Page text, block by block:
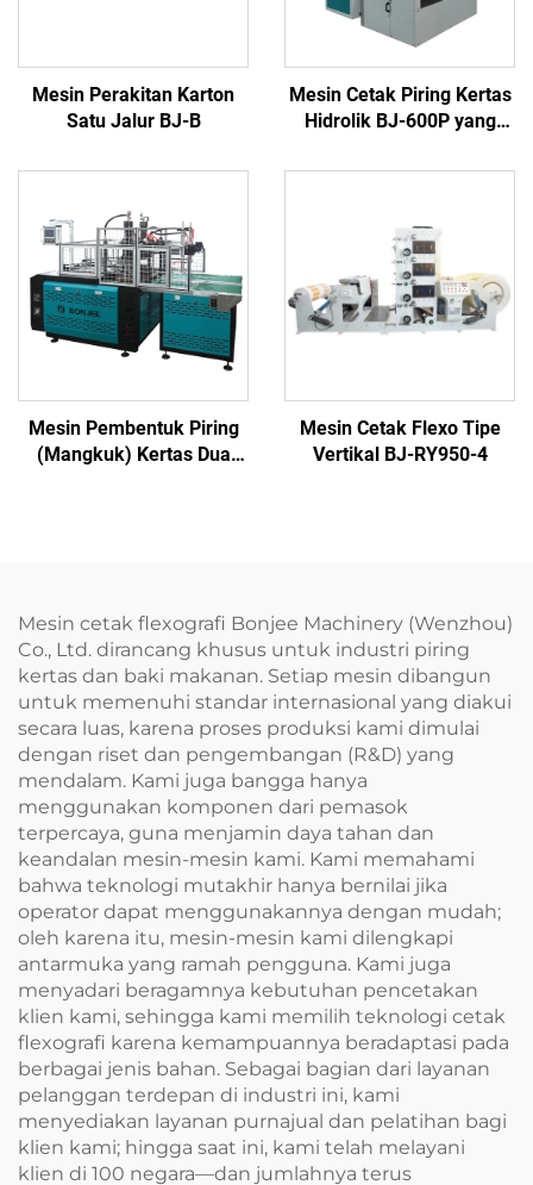
Mesin Perakitan Karton
Satu Jalur BJ-B
Mesin Cetak Piring Kertas
Hidrolik BJ-600P yang
Mesin Pembentuk Piring
(Mangkuk) Kertas Dua
Mesin Cetak Flexo Tipe
Vertikal BJ-RY950-4
Mesin cetak flexografi Bonjee Machinery (Wenzhou)
Co., Ltd. dirancang khusus untuk industri piring
kertas dan baki makanan. Setiap mesin dibangun
untuk memenuhi standar internasional yang diakui
secara luas, karena proses produksi kami dimulai
dengan riset dan pengembangan (R&D) yang
mendalam. Kami juga bangga hanya
menggunakan komponen dari pemasok
terpercaya, guna menjamin daya tahan dan
keandalan mesin-mesin kami. Kami memahami
bahwa teknologi mutakhir hanya bernilai jika
operator dapat menggunakannya dengan mudah;
oleh karena itu, mesin-mesin kami dilengkapi
antarmuka yang ramah pengguna. Kami juga
menyadari beragamnya kebutuhan pencetakan
klien kami, sehingga kami memilih teknologi cetak
flexografi karena kemampuannya beradaptasi pada
berbagai jenis bahan. Sebagai bagian dari layanan
pelanggan terdepan di industri ini, kami
menyediakan layanan purnajual dan pelatihan bagi
klien kami; hingga saat ini, kami telah melayani
klien di 100 negara—dan jumlahnya terus